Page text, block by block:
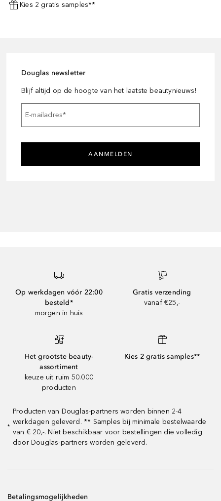
Kies 2 gratis samples**
Douglas newsletter
Blijf altijd op de hoogte van het laatste beautynieuws!
E-mailadres*
AANMELDEN
Op werkdagen vóór 22:00
besteld*
morgen in huis
Gratis verzending
vanaf €25,-
Het grootste beauty-
assortiment
keuze uit ruim 50.000
producten
Kies 2 gratis samples**
*
Producten van Douglas-partners worden binnen 2-4
werkdagen geleverd. ** Samples bij minimale bestelwaarde
van € 20,-. Niet beschikbaar voor bestellingen die volledig
door Douglas-partners worden geleverd.
Betalingsmogelijkheden